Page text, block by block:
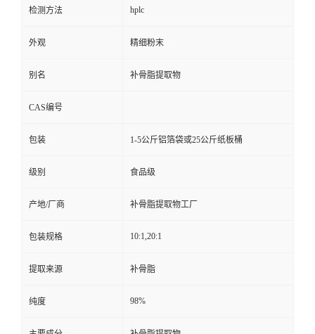
检测方法 hplc
外观 精细粉末
别名 补骨脂提取物
CAS编号
包装 1-5公斤铝箔袋或25公斤纸板桶
级别 食品级
产地/厂商 补骨脂提取物工厂
包装规格 10:1,20:1
提取来源 补骨脂
纯度 98%